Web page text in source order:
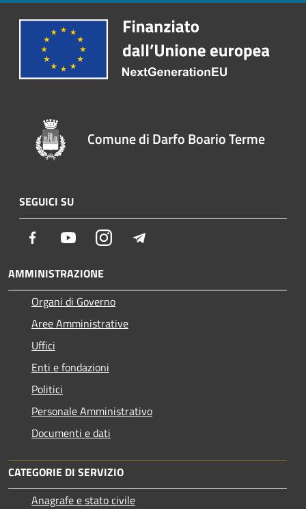
Comune di Darfo Boario Terme
SEGUICI SU
Facebook YoutubeInstagram
AMMINISTRAZIONE
Organi di Governo
Aree Amministrative
Uffici
Enti e fondazioni
Politici
Personale Amministrativo
Documenti e dati
CATEGORIE DI SERVIZIO
Anagrafe e stato civile